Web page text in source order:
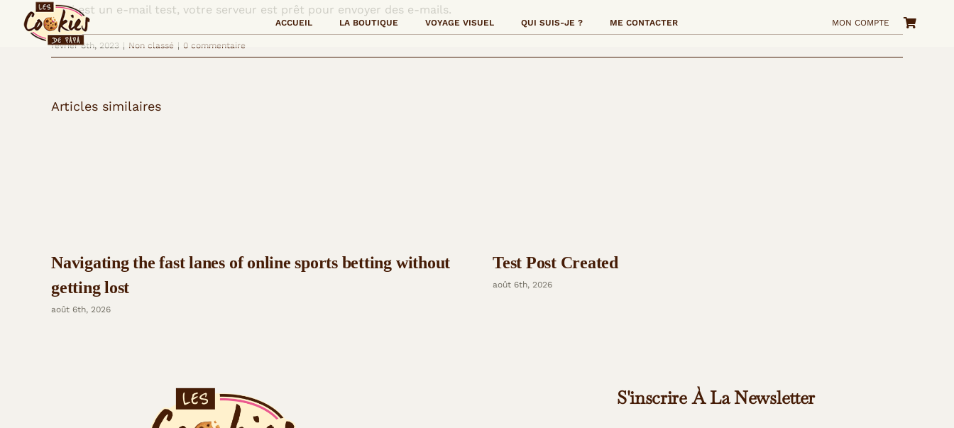
Passer
ACCUEIL LA BOUTIQUE VOYAGE VISUEL QUI SUIS-JE ? ME CONTACTER MON COMPTE
Ceci est un e-mail test, votre serveur est prêt pour envoyer des e-mails.
février 8th, 2023 | Non classé | 0 commentaire
Articles similaires
Navigating the fast lanes of online sports betting without
getting lost
août 6th, 2026
Test Post Created
août 6th, 2026
S'inscrire À La Newsletter